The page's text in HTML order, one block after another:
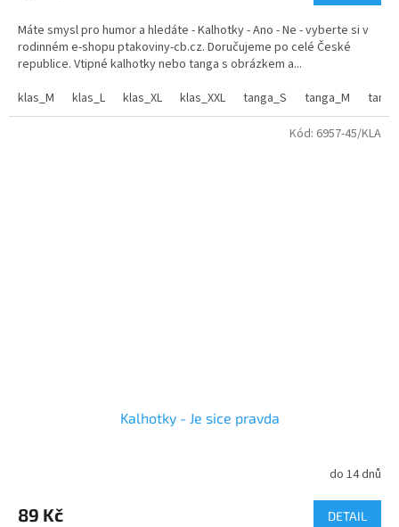
Máte smysl pro humor a hledáte - Kalhotky - Ano - Ne - vyberte si v
rodinném e-shopu ptakoviny-cb.cz. Doručujeme po celé České
republice. Vtipné kalhotky nebo tanga s obrázkem a...
klas_M
klas_L klas_XL klas_XXL tanga_S tanga_M
Kalhotky - Je sice pravda
do 14 dnů
89 Kč DETAIL
Kód: 6957-45/KLA